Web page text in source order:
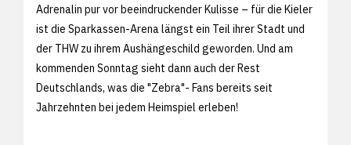
Adrenalin pur vor beeindruckender Kulisse – für die Kieler
ist die Sparkassen-Arena längst ein Teil ihrer Stadt und
der THW zu ihrem Aushängeschild geworden. Und am
kommenden Sonntag sieht dann auch der Rest
Deutschlands, was die "Zebra"- Fans bereits seit
Jahrzehnten bei jedem Heimspiel erleben!